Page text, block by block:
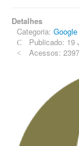
Detalhes
Categoria:
Publicado: 19
Acessos: